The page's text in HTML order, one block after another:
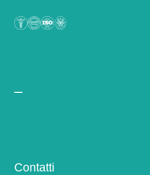
Contatti